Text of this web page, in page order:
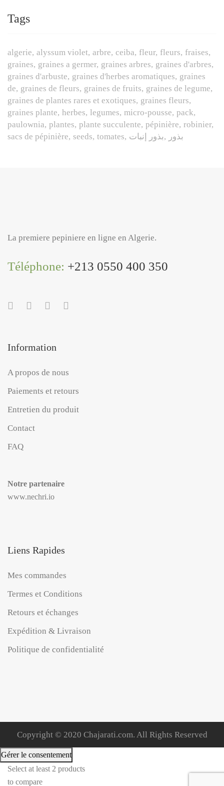
Tags
algerie alyssum violet arbre ceiba fleur fleurs fraises
graines graines a germer graines arbres graines d'arbres
graines d'arbuste graines d'herbes aromatiques graines
de graines de fleurs graines de fruits graines de legume
graines de plantes rares et exotiques graines fleurs
graines plante herbes legumes micro-pousse pack
paulownia plantes plante succulente pépinière robinier
sacs de pépinière seeds tomates بذور بذور إنبات
La premiere pepiniere en ligne en Algerie.
Téléphone: +213 0550 400 350
Information
A propos de nous
Paiements et retours
Entretien du produit
Contact
FAQ
Notre partenaire
www.nechri.io
Liens Rapides
Mes commandes
Termes et Conditions
Retours et échanges
Expédition & Livraison
Politique de confidentialité
Copyright © 2020 Chajarati.com. All Rights Reserved
Gérer le consentement
Select at least 2 products
to compare